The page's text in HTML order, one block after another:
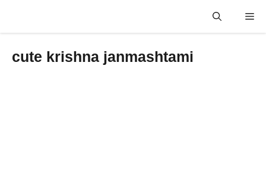
cute krishna janmashtami